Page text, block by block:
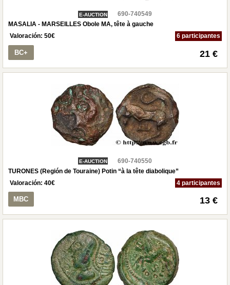
E-AUCTION
690-740549
MASALIA - MARSEILLES Obole MA, tête à gauche
Valoración: 50€ 6 participantes
BC+ 21 €
E-AUCTION
690-740550
TURONES (Región de Touraine) Potin “à la tête diabolique”
Valoración: 40€ 4 participantes
MBC 13 €